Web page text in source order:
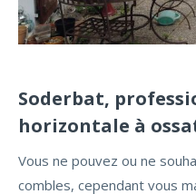
Soderbat,
horizontale à
Vous ne pouvez ou ne
combles, cependant vous